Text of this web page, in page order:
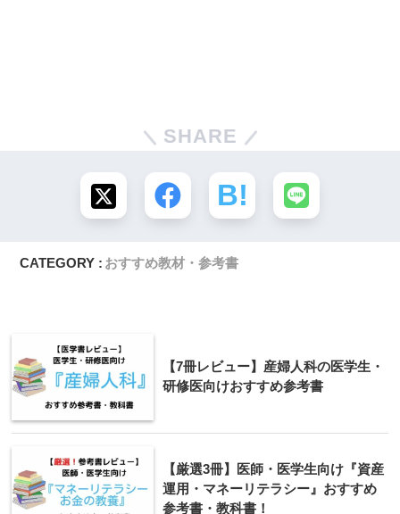
SHARE
CATEGORY : おすすめ教材・参考書
【7冊レビュー】産婦人科の医学生・
研修医向けおすすめ参考書
【厳選3冊】医師・医学生向け『資産
運用・マネーリテラシー』おすすめ
参考書・教科書！